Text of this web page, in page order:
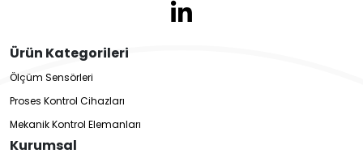
Ürün Kategorileri
Ölçüm Sensörleri
Proses Kontrol Cihazları
Mekanik Kontrol Elemanları
Kurumsal